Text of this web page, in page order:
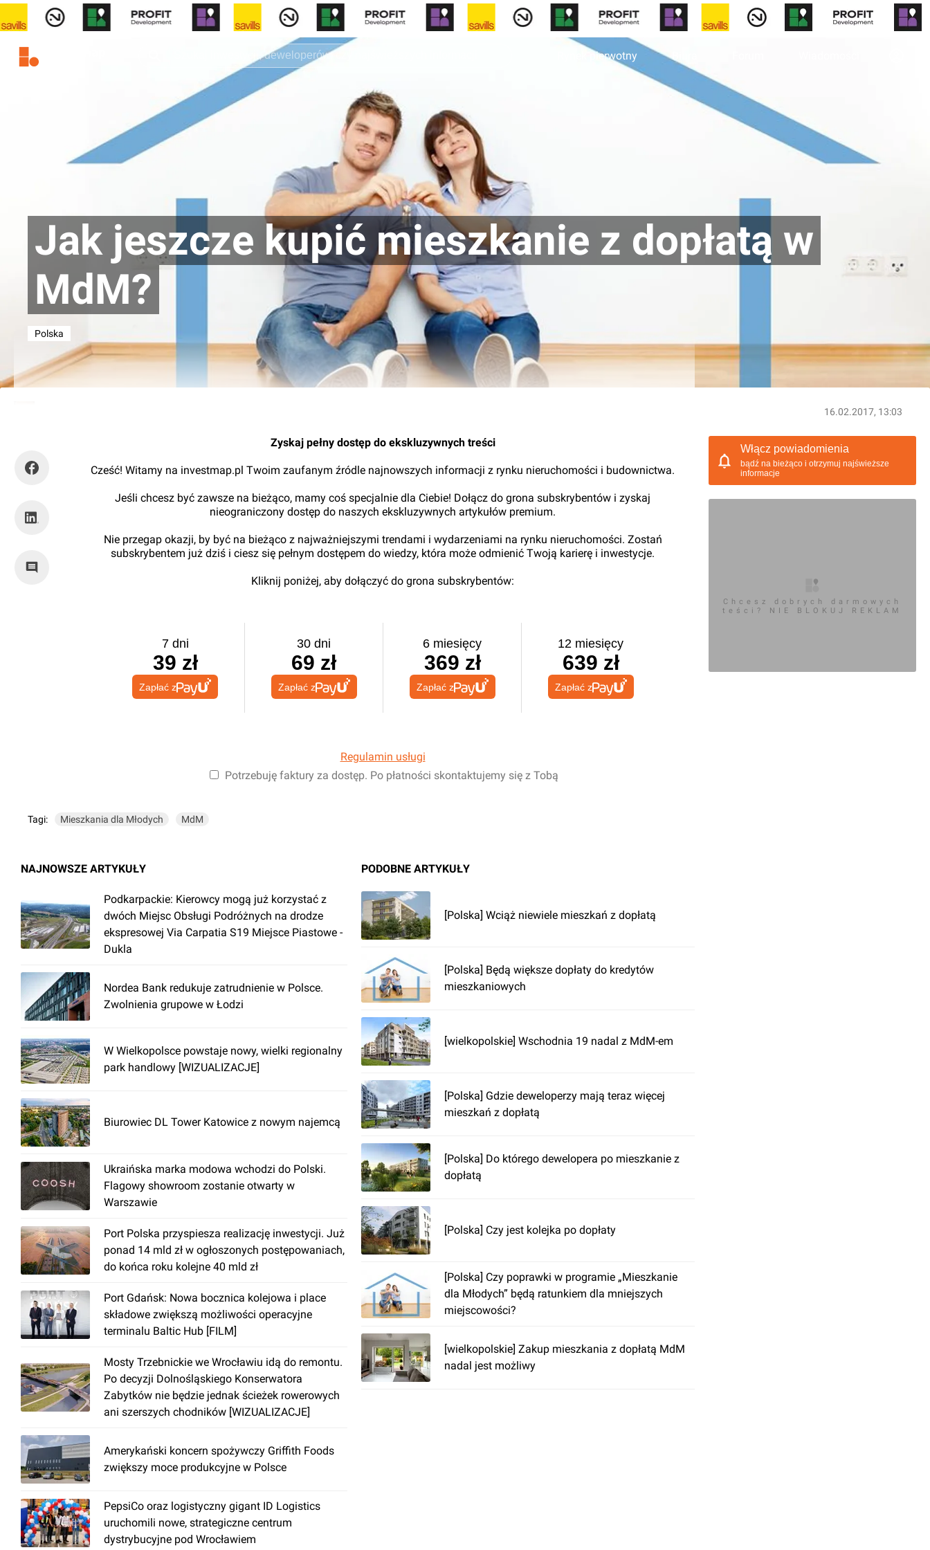
Rynek pierwotny Biura
Jak jeszcze kupić mieszkanie z dopłatą w
MdM?
Polska
16.02.2017, 13:03
Zyskaj pełny dostęp do ekskluzywnych treści
Cześć! Witamy na investmap.pl Twoim zaufanym źródle najnowszych informacji z rynku nieruchomości i budownictwa.
Jeśli chcesz być zawsze na bieżąco, mamy coś specjalnie dla Ciebie! Dołącz do grona subskrybentów i zyskaj
nieograniczony dostęp do naszych ekskluzywnych artykułów premium.
Nie przegap okazji, by być na bieżąco z najważniejszymi trendami i wydarzeniami na rynku nieruchomości. Zostań
subskrybentem już dziś i ciesz się pełnym dostępem do wiedzy, która może odmienić Twoją karierę i inwestycje.
Kliknij poniżej, aby dołączyć do grona subskrybentów:
7 dni
39 zł
Zapłać z
30 dni
69 zł
Zapłać z
6 miesięcy
369 zł
Zapłać z
12 miesięcy
639 zł
Zapłać z
Regulamin usługi
Potrzebuję faktury za dostęp. Po płatności skontaktujemy się z Tobą
Tagi: Mieszkania dla Młodych MdM
NAJNOWSZE ARTYKUŁY
Podkarpackie: Kierowcy mogą już korzystać z
dwóch Miejsc Obsługi Podróżnych na drodze
ekspresowej Via Carpatia S19 Miejsce Piastowe -
Dukla
Nordea Bank redukuje zatrudnienie w Polsce.
Zwolnienia grupowe w Łodzi
W Wielkopolsce powstaje nowy, wielki regionalny
park handlowy [WIZUALIZACJE]
Biurowiec DL Tower Katowice z nowym najemcą
Ukraińska marka modowa wchodzi do Polski.
Flagowy showroom zostanie otwarty w
Warszawie
Port Polska przyspiesza realizację inwestycji. Już
ponad 14 mld zł w ogłoszonych postępowaniach,
do końca roku kolejne 40 mld zł
Port Gdańsk: Nowa bocznica kolejowa i place
składowe zwiększą możliwości operacyjne
terminalu Baltic Hub [FILM]
Mosty Trzebnickie we Wrocławiu idą do remontu.
Po decyzji Dolnośląskiego Konserwatora
Zabytków nie będzie jednak ścieżek rowerowych
ani szerszych chodników [WIZUALIZACJE]
Amerykański koncern spożywczy Griffith Foods
zwiększy moce produkcyjne w Polsce
PepsiCo oraz logistyczny gigant ID Logistics
uruchomili nowe, strategiczne centrum
dystrybucyjne pod Wrocławiem
PODOBNE ARTYKUŁY
[Polska] Wciąż niewiele mieszkań z dopłatą
[Polska] Będą większe dopłaty do kredytów
mieszkaniowych
[wielkopolskie] Wschodnia 19 nadal z MdM-em
[Polska] Gdzie deweloperzy mają teraz więcej
mieszkań z dopłatą
[Polska] Do którego dewelopera po mieszkanie z
dopłatą
[Polska] Czy jest kolejka po dopłaty
[Polska] Czy poprawki w programie „Mieszkanie
dla Młodych” będą ratunkiem dla mniejszych
miejscowości?
[wielkopolskie] Zakup mieszkania z dopłatą MdM
nadal jest możliwy
Włącz powiadomienia
bądź na bieżąco i otrzymuj najświeższe
informacje
Chcesz dobrych darmowych
teści? NIE BLOKUJ REKLAM